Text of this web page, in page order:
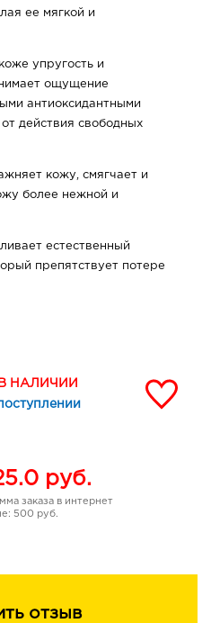
ее мягкой и
упругость и
ощущение
антиоксидантными
действия свободных
кожу, смягчает и
более нежной и
естественный
препятствует потере
НАЛИЧИИ
руб.
заказа в интернет
500 руб.
отзыв